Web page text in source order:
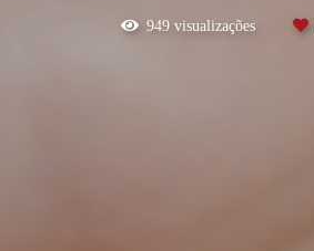
949visualizações